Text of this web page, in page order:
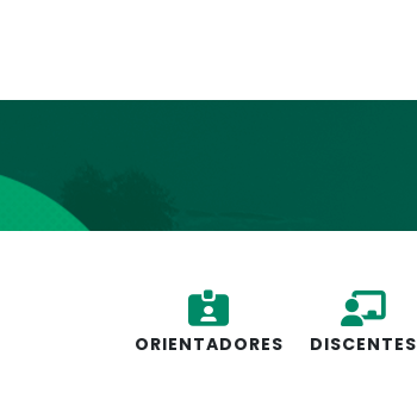
ORIENTADORES DISCENTES